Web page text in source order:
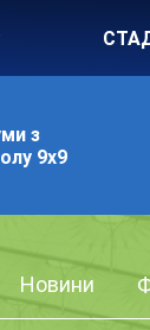
з
9х9
Новини